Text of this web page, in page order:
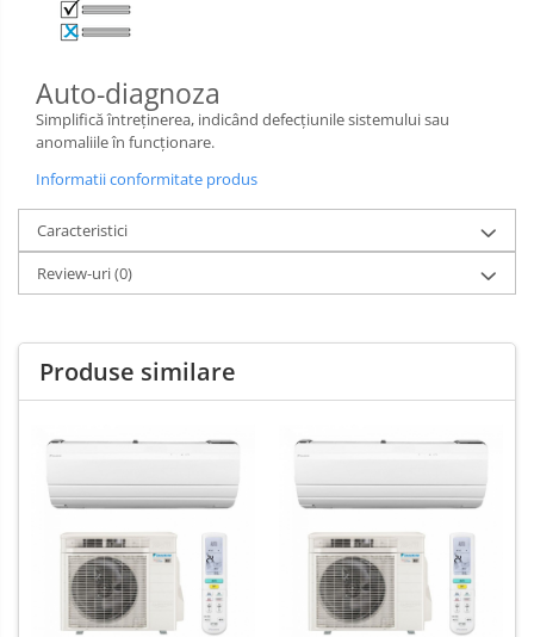
Auto-diagnoza
Simplifică întreţinerea, indicând defecţiunile sistemului sau
anomaliile în funcţionare.
Informatii conformitate produs
Caracteristici
Review-uri(0)
Produse similare